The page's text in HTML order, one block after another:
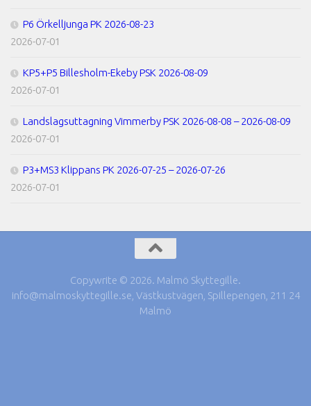
P6 Örkelljunga PK 2026-08-23
2026-07-01
KP5+P5 Billesholm-Ekeby PSK 2026-08-09
2026-07-01
Landslagsuttagning Vimmerby PSK 2026-08-08 – 2026-08-09
2026-07-01
P3+MS3 Klippans PK 2026-07-25 – 2026-07-26
2026-07-01
Copywrite © 2026. Malmö Skyttegille.
info@malmoskyttegille.se, Västkustvägen, Spillepengen, 211 24
Malmö